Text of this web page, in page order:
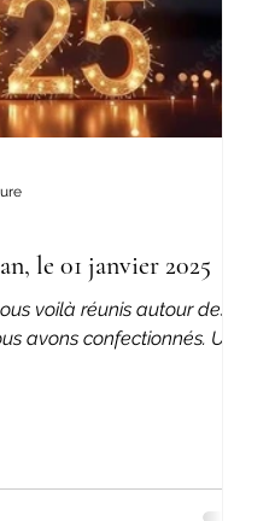
le 01 janvier 2025
voilà réunis autour des
avons confectionnés. Un